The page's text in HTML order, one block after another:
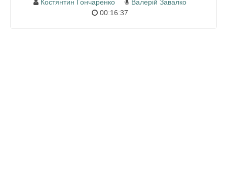
Костянтин Гончаренко
Валерій Завалко
00:16:37